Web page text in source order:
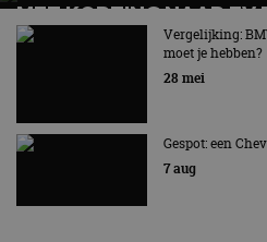
MET KORTING NAAR EV
AUTORAI REGELT HET!
EV Experience 2026 van 24
Vergelijking:
moet je hebben?
28 mei
Gespot: een
7 aug